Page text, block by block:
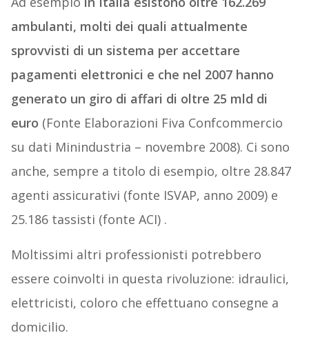
ambulanti, molti dei quali attualmente
sprovvisti di un sistema per accettare
pagamenti elettronici e che nel 2007 hanno
generato un giro di affari di oltre 25 mld di
euro (Fonte Elaborazioni Fiva Confcommercio
su dati Minindustria – novembre 2008). Ci sono
anche, sempre a titolo di esempio, oltre 28.847
agenti assicurativi (fonte ISVAP, anno 2009) e
25.186 tassisti (fonte ACI) .
Moltissimi altri professionisti potrebbero
essere coinvolti in questa rivoluzione: idraulici,
elettricisti, coloro che effettuano consegne a
domicilio.